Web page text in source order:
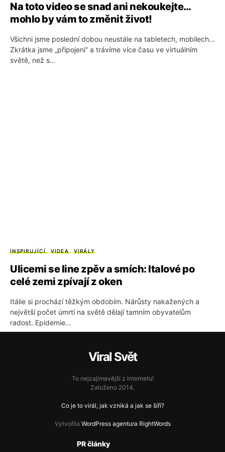
Na toto video se snad ani nekoukejte…
mohlo by vám to změnit život!
Všichni jsme poslední dobou neustále na tabletech, mobilech…
Zkrátka jsme „připojeni“ a trávíme více času ve virtuálním
světě, než s…
INSPIRUJÍCÍ VIDEA VIRÁLY
Ulicemi se line zpěv a smích: Italové po
celé zemi zpívají z oken
Itálie si prochází těžkým obdobím. Nárůsty nakažených a
největší počet úmrtí na světě dělají tamním obyvatelům
radost. Epidemie…
Viral Svět
To nejzajímavější z internetu!
Založeno 2014.
Co je to virál, jak vzniká a jak se šíří?
Vytvořila WordPress agentura RightWords
PR články